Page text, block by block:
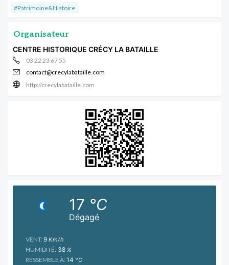
#Patrimoine&Histoire
Organisateur
CENTRE HISTORIQUE CRÉCY LA BATAILLE
03 22 23 67 55
contact@crecylabataille.com
http://crecylabataille.com
Dégagé
17 °C
VENT: 9 Km/h
HUMIDITÉ: 38 %
RESSEMBLE À: 14 °C